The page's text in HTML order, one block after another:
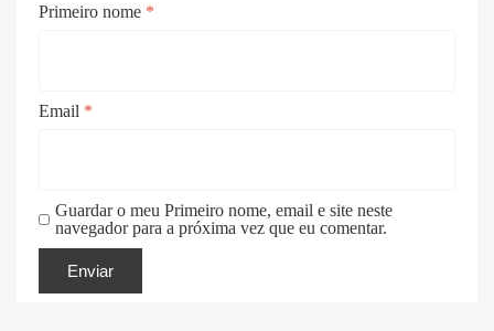
Primeiro nome *
Email *
Guardar o meu Primeiro nome, email e site neste
navegador para a próxima vez que eu comentar.